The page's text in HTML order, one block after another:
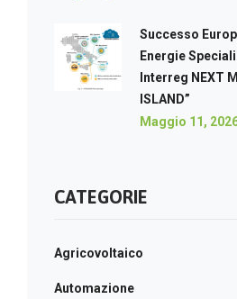
Successo
Energie
Interreg NEXT
ISLAND”
Maggio 11,
CATEGORIE
Agricovoltaico
Automazione